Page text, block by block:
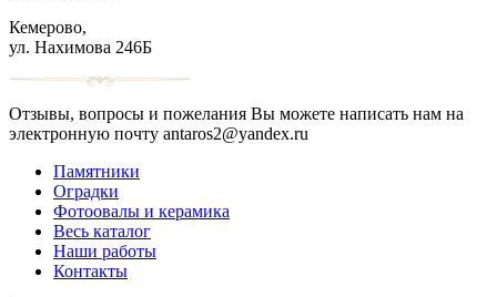
Кемерово,
ул. Нахимова 246Б
Отзывы, вопросы и пожелания Вы можете написать нам на
электронную почту antaros2@yandex.ru
Памятники
Оградки
Фотоовалы и керамика
Весь каталог
Наши работы
Контакты